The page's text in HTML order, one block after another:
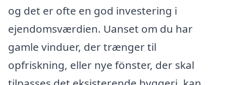
og det er ofte en god investering i
ejendomsværdien. Uanset om du har
gamle vinduer, der trænger til
opfriskning, eller nye fönster, der skal